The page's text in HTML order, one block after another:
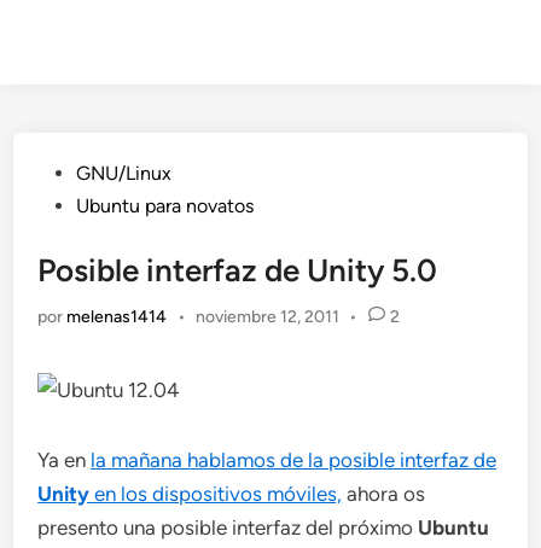
Publicado
en
GNU/Linux
Ubuntu para novatos
Posible interfaz de Unity 5.0
por melenas1414 • noviembre 12, 2011 • 2
Ya en la mañana hablamos de la posible interfaz de
Unity en los dispositivos móviles, ahora os
presento una posible interfaz del próximo Ubuntu